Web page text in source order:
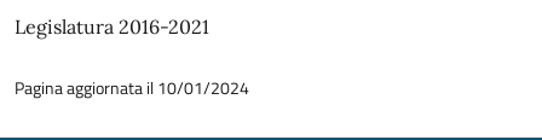
Legislatura 2016-2021
Pagina aggiornata il 10/01/2024